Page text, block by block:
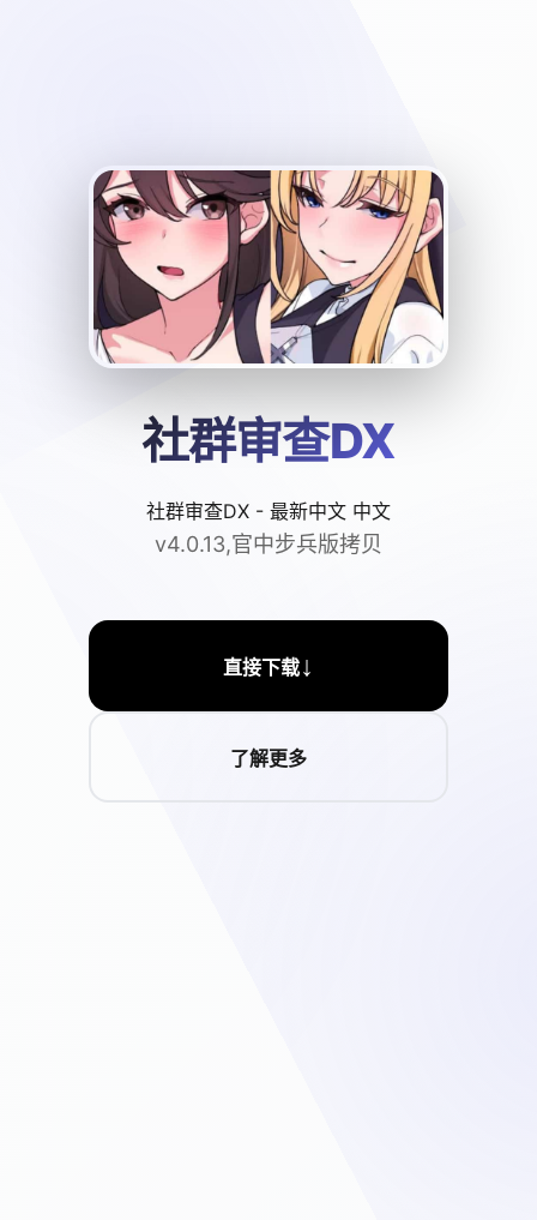
社群审查DX
社群审查DX - 最新中文 中文
v4.0.13,官中步兵版拷贝
直接下载↓
了解更多